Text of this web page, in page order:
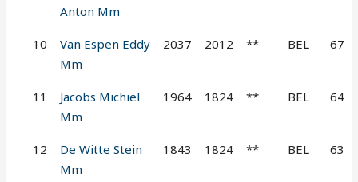
Anton Mm
10
Van Espen Eddy
Mm
2037 2012 ** BEL 67
11
Jacobs Michiel
Mm
1964 1824 ** BEL 64
12
De Witte Stein
Mm
1843 1824 ** BEL 63